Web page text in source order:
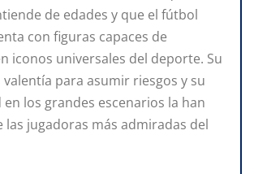
de edades y que el fútbol
con figuras capaces de
iconos universales del deporte. Su
para asumir riesgos y su
los grandes escenarios la han
las jugadoras más admiradas del